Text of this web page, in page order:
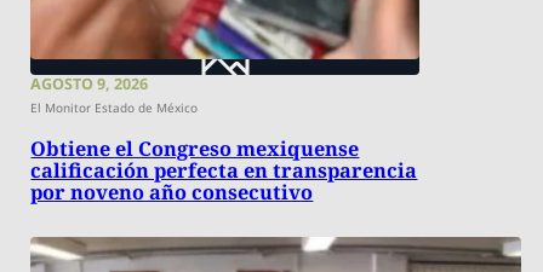
AGOSTO 9, 2026
El Monitor Estado de México
Obtiene el Congreso mexiquense
calificación perfecta en transparencia
por noveno año consecutivo